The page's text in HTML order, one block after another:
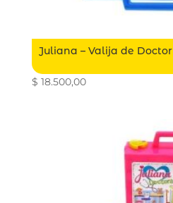
Juliana – Valija de Doctor
$ 18.500,00